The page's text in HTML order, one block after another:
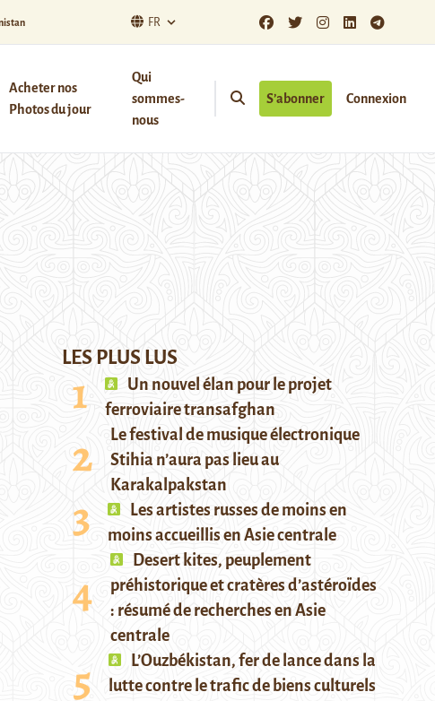
FR
Acheter nos
Photos du jour
Qui
sommes-
nous
S’abonner Connexion
LES PLUS LUS
Un nouvel élan pour le projet
ferroviaire transafghan
Le festival de musique électronique
Stihia n’aura pas lieu au
Karakalpakstan
Les artistes russes de moins en
moins accueillis en Asie centrale
Desert kites, peuplement
préhistorique et cratères d’astéroïdes
: résumé de recherches en Asie
centrale
L’Ouzbékistan, fer de lance dans la
lutte contre le trafic de biens culturels